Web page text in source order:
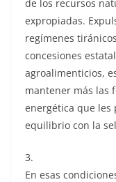
de los recursos
expropiadas.
regímenes
concesiones
agroalimenticios,
mantener más las
energética que
equilibrio con la
3.
En esas